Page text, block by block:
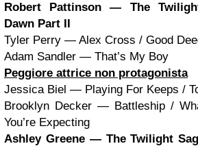
Robert Pattinson — The
Dawn Part II
Tyler Perry — Alex Cross / Good
Adam Sandler — That’s My Boy
Peggiore attrice non protagonista
Jessica Biel — Playing For Keeps /
Brooklyn Decker — Battleship /
You’re Expecting
Ashley Greene — The Twilight